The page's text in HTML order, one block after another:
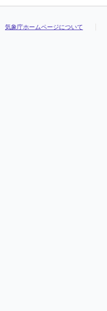
気象庁ホームページについて